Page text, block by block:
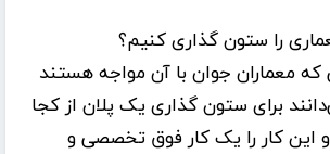
را ستون گذاری کنیم؟
معماران جوان با آن مواجه هستند
برای ستون گذاری یک پلان از کجا
این کار را یک کار فوق تخصصی و